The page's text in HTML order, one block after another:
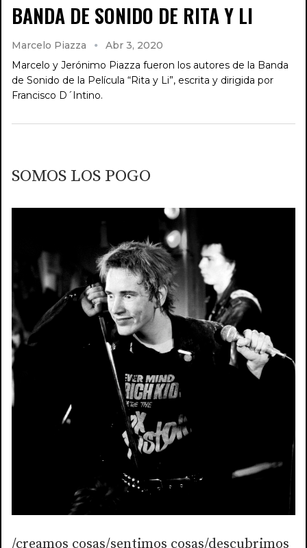
BANDA DE SONIDO DE RITA Y LI
Marcelo Piazza
Abr 3, 2020
Marcelo y Jerónimo Piazza fueron los autores de la Banda
de Sonido de la Película “Rita y Li”, escrita y dirigida por
Francisco D´Intino.
SOMOS LOS POGO
/creamos cosas/sentimos cosas/descubrimos